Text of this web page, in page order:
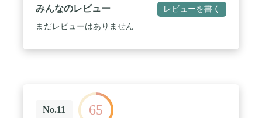
みんなのレビュー レビューを書く
まだレビューはありません
No.11 65